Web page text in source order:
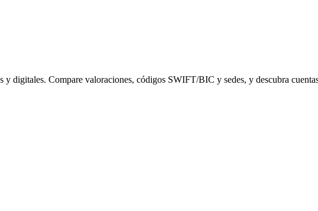
digitales. Compare valoraciones, códigos SWIFT/BIC y sedes, y descubra